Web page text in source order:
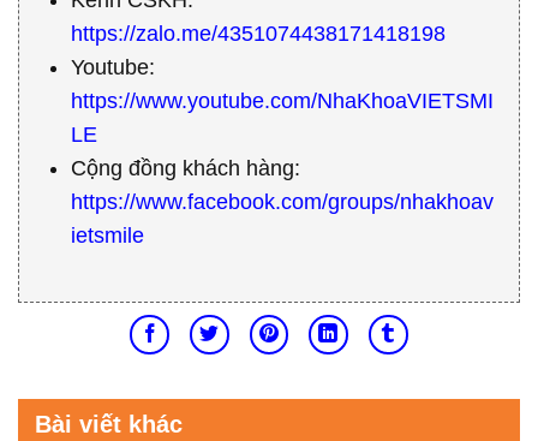
https://zalo.me/4351074438171418198
Youtube:
https://www.youtube.com/NhaKhoaVIETSMI
LE
Cộng đồng khách hàng:
https://www.facebook.com/groups/nhakhoav
ietsmile
Bài viết khác